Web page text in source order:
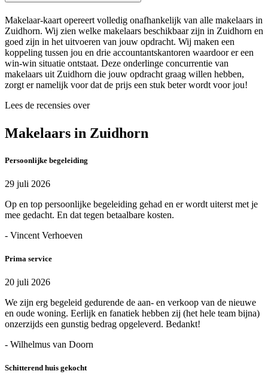
Makelaar-kaart opereert volledig onafhankelijk van alle makelaars in
Zuidhorn. Wij zien welke makelaars beschikbaar zijn in Zuidhorn en
goed zijn in het uitvoeren van jouw opdracht. Wij maken een
koppeling tussen jou en drie accountantskantoren waardoor er een
win-win situatie ontstaat. Deze onderlinge concurrentie van
makelaars uit Zuidhorn die jouw opdracht graag willen hebben,
zorgt er namelijk voor dat de prijs een stuk beter wordt voor jou!
Lees de recensies over
Makelaars in Zuidhorn
Persoonlijke begeleiding
29 juli 2026
Op en top persoonlijke begeleiding gehad en er wordt uiterst met je
mee gedacht. En dat tegen betaalbare kosten.
- Vincent Verhoeven
Prima service
20 juli 2026
We zijn erg begeleid gedurende de aan- en verkoop van de nieuwe
en oude woning. Eerlijk en fanatiek hebben zij (het hele team bijna)
onzerzijds een gunstig bedrag opgeleverd. Bedankt!
- Wilhelmus van Doorn
Schitterend huis gekocht